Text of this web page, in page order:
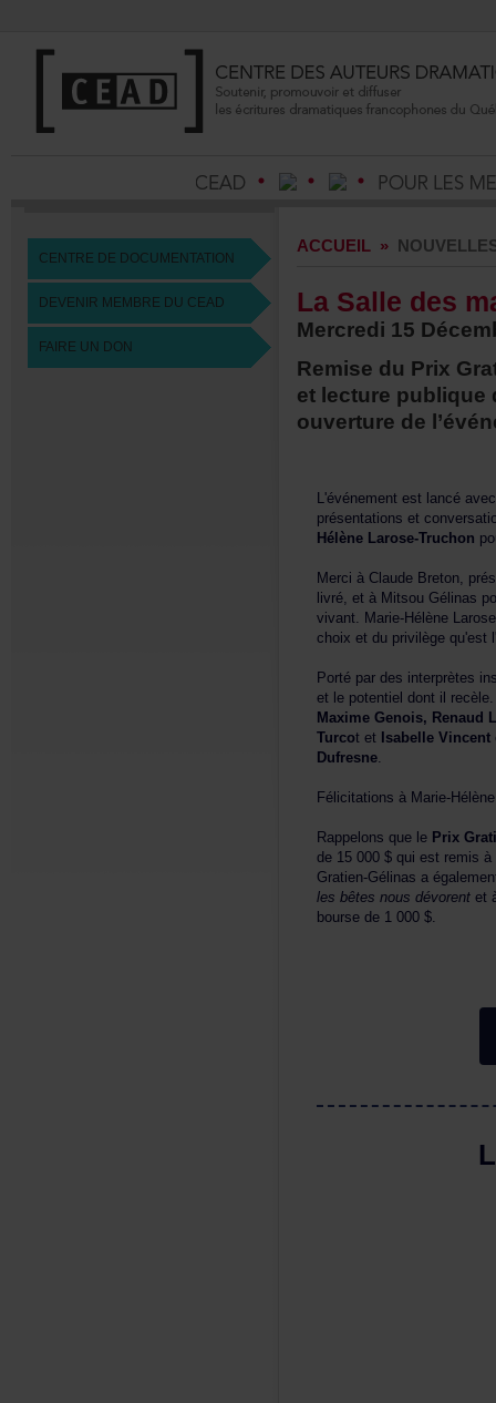
CENTREDEDOCUMENTATION
DEVENIRMEMBREDUCEAD
FAIREUNDON
ACCUEIL»
HélèneLarose-Truchon
vivant.Marie-
Turcotet IsabelleVincent
Dufresne.
FélicitationsàMarie-
Rappelonsquele
Gratien-
lesbêtesnousdévorent
boursede1000$.